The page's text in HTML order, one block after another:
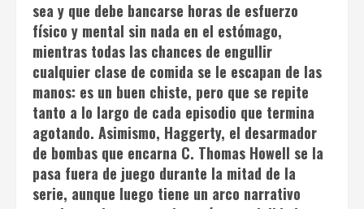
sea y que debe bancarse horas de esfuerzo
físico y mental sin nada en el estómago,
mientras todas las chances de engullir
cualquier clase de comida se le escapan de las
manos: es un buen chiste, pero que se repite
tanto a lo largo de cada episodio que termina
agotando. Asimismo, Haggerty, el desarmador
de bombas que encarna C. Thomas Howell se la
pasa fuera de juego durante la mitad de la
serie, aunque luego tiene un arco narrativo